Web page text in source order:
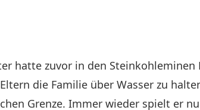
hatte zuvor in den
die Familie über Wasser zu
Grenze. Immer wieder spielt er